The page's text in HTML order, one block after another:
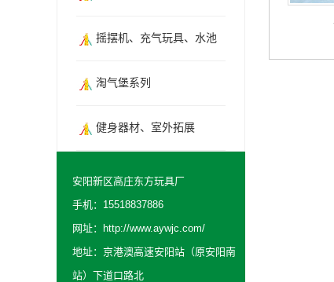
摇摆机、充气玩具、水池
淘气堡系列
健身器材、室外拓展
安阳新区高庄东方玩具厂
手机：15518837886
网址：
http://www.aywjc.com/
地址：京港澳高速安阳站（原安阳南
站）下道口路北